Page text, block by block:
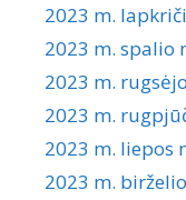
2023 m.
2023 m. spalio
2023 m.
2023 m.
2023 m. liepos
2023 m.